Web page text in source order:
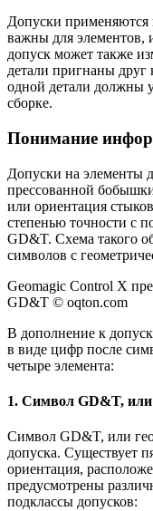
Допуски применяются
важны для элементов,
допуск может также
детали пригнаны
одной детали должны
сборке.
Понимание
Допуски на элементы
прессованной
или ориентация
степенью точности с
GD&T. Схема такого
символов с
Geomagic Control X
GD&T © oqton.com
В дополнение к
в виде цифр после
четыре элемента:
1. Символ GD&T, или
Символ GD&T, или
допуска. Существует
ориентация,
предусмотрены
подклассы допусков: